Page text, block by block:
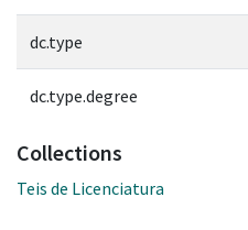
dc.type
dc.type.degree
Collections
Teis de Licenciatura